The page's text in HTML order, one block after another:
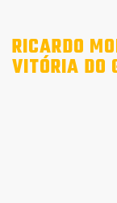
RICARDO
VITÓRIA DO